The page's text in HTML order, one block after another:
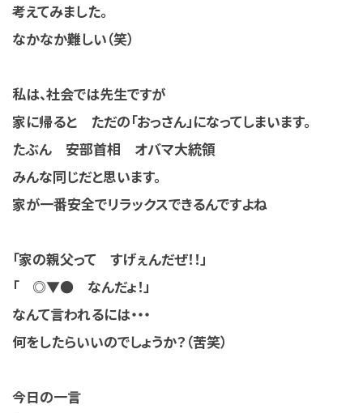
考えてみました。
なかなか難しい（笑）
私は、社会では先生ですが
家に帰ると ただの「おっさん」になってしまいます。
たぶん 安部首相 オバマ大統領
みんな同じだと思います。
家が一番安全でリラックスできるんですよね
「家の親父って すげぇんだぜ！！」
「 ◎▼● なんだょ！」
なんて言われるには・・・
何をしたらいいのでしょうか？（苦笑）
今日の一言